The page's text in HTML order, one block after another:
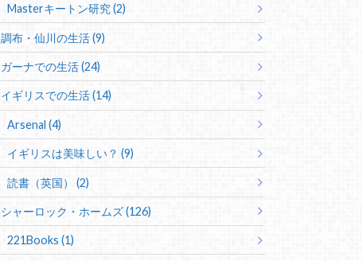
Masterキートン研究 (2)
調布・仙川の生活 (9)
ガーナでの生活 (24)
イギリスでの生活 (14)
Arsenal (4)
イギリスは美味しい？ (9)
読書（英国） (2)
シャーロック・ホームズ (126)
221Books (1)